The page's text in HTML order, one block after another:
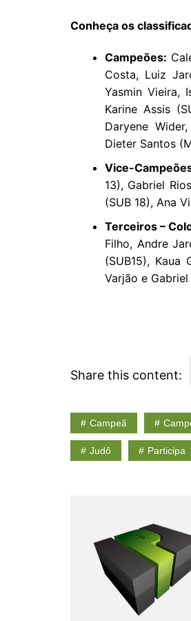
Conheça os
Campeões:
Costa, Luiz
Yasmin Vieira,
Karine Assis
Daryene
Dieter Santos
Vice-
13), Gabriel
(SUB 18), Ana
Terceiros –
Filho, Andre
(SUB15), Kaua
Varjão e
Share this content:
Campeã
Judô Participa